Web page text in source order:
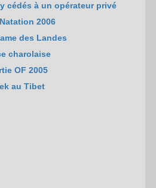
cédés à un opérateur privé
2006
des Landes
charolaise
OF 2005
au Tibet